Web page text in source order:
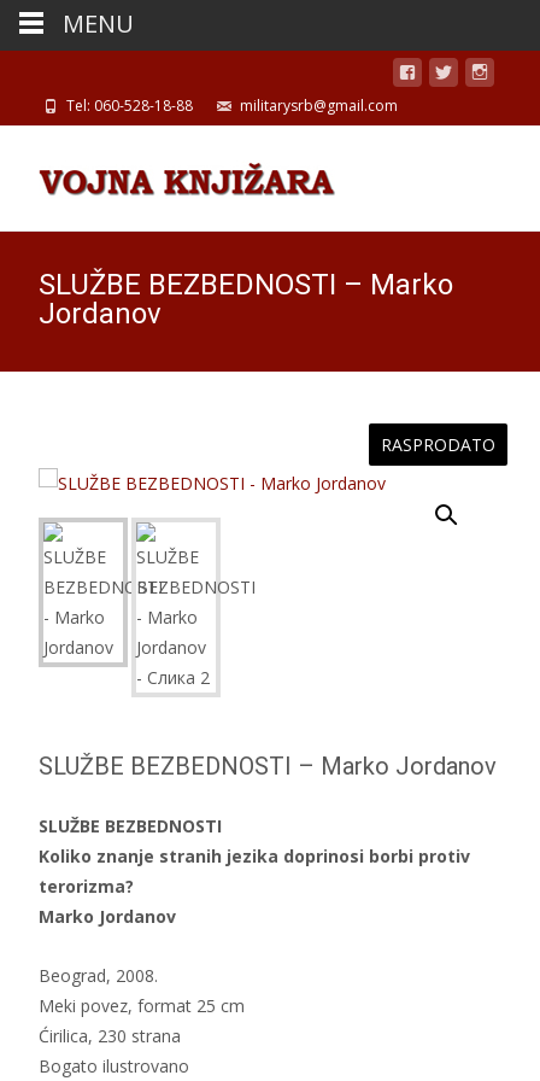
Tel: 060-528-18-88 militarysrb@gmail.com
SLUŽBE BEZBEDNOSTI – Marko
Jordanov
RASPRODATO
SLUŽBE BEZBEDNOSTI – Marko Jordanov
SLUŽBE BEZBEDNOSTI
Koliko znanje stranih jezika doprinosi borbi protiv
terorizma?
Marko Jordanov
Beograd, 2008.
Meki povez, format 25 cm
Ćirilica, 230 strana
Bogato ilustrovano
MENU